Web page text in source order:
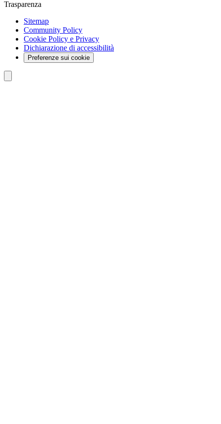
Trasparenza
Sitemap
Community Policy
Cookie Policy e Privacy
Dichiarazione di accessibilità
Preferenze sui cookie